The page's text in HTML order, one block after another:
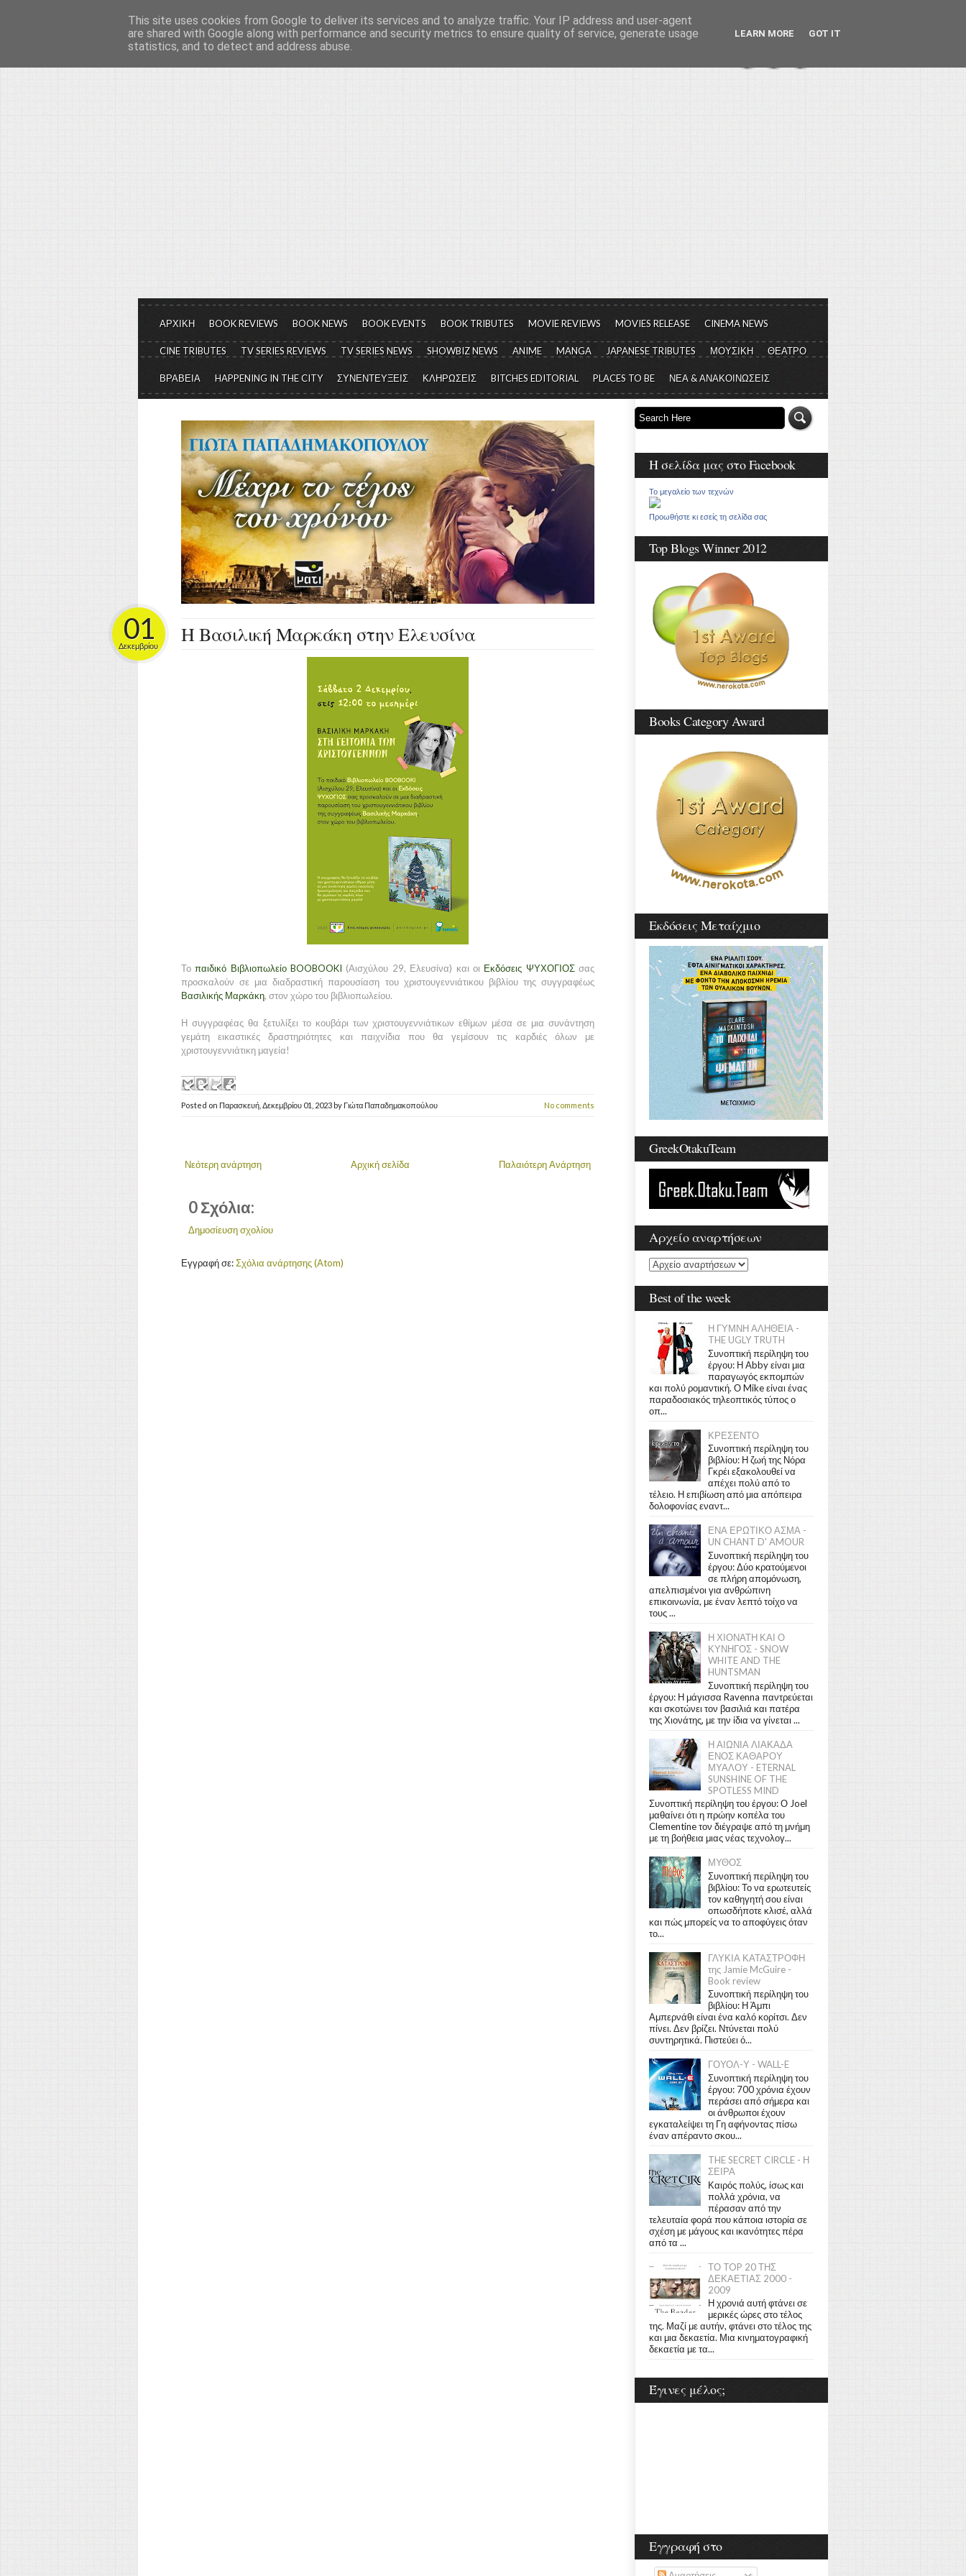
Το μεγαλείο των Τεχνών...
Είμαστε πάντα εδώ για να μιλάμε για τον πολιτισμό, σε κάθε του μορφή και έκταση...
ΑΡΧΙΚΗ BOOK REVIEWS BOOK NEWS BOOK EVENTS BOOK TRIBUTES MOVIE REVIEWS MOVIES RELEASE CINEMA NEWS
CINE TRIBUTES TV SERIES REVIEWS TV SERIES NEWS SHOWBIZ NEWS ANIME MANGA JAPANESE TRIBUTES ΜΟΥΣΙΚΗ ΘΕΑΤΡΟ
ΒΡΑΒΕΙΑ HAPPENING IN THE CITY ΣΥΝΕΝΤΕΥΞΕΙΣ ΚΛΗΡΩΣΕΙΣ BITCHES EDITORIAL PLACES TO BE ΝΕΑ & ΑΝΑΚΟΙΝΩΣΕΙΣ
Η Βασιλική Μαρκάκη στην Ελευσίνα
01
Δεκεμβρίου
Τοπαιδικό Βιβλιοπωλείο BOOBOOKI (Αισχύλου 29, Ελευσίνα) και οι Εκδόσεις ΨΥΧΟΓΙΟΣσας
προσκαλούν σε μια διαδραστική παρουσίαση του χριστουγεννιάτικου βιβλίου της συγγραφέως
Βασιλικής Μαρκάκη, στον χώρο του βιβλιοπωλείου.
Η συγγραφέας θα ξετυλίξει το κουβάρι των χριστουγεννιάτικων εθίμων μέσα σε μια συνάντηση
γεμάτη εικαστικές δραστηριότητες και παιχνίδια που θα γεμίσουν τις καρδιές όλων με
χριστουγεννιάτικη μαγεία!
Posted on Παρασκευή, Δεκεμβρίου 01, 2023 by Γιώτα Παπαδημακοπούλου No comments
Νεότερη ανάρτηση Παλαιότερη Ανάρτηση
Αρχική σελίδα
0 Σχόλια:
Δημοσίευση σχολίου
Εγγραφή σε:Σχόλια ανάρτησης (Atom)
Η σελίδα μας στο Facebook
Το μεγαλείο των τεχνών
Προωθήστε κι εσείς τη σελίδα σας
Top Blogs Winner 2012
Books Category Award
Εκδόσεις Μεταίχμιο
GreekOtakuTeam
Αρχείο αναρτήσεων
Best of the week
Η ΓΥΜΝΗ ΑΛΗΘΕΙΑ -
THE UGLY TRUTH
Συνοπτική περίληψη του
έργου: Η Abby είναι μια
παραγωγός εκπομπών
και πολύ ρομαντική. Ο Mike είναι ένας
παραδοσιακός τηλεοπτικός τύπος ο
οπ...
ΚΡΕΣΕΝΤΟ
Συνοπτική περίληψη του
βιβλίου: Η ζωή της Νόρα
Γκρέι εξακολουθεί να
απέχει πολύ από το
τέλειο. Η επιβίωση από μια απόπειρα
δολοφονίας εναντ...
ΕΝΑ ΕΡΩΤΙΚΟ ΑΣΜΑ -
UN CHANT D' AMOUR
Συνοπτική περίληψη του
έργου: Δύο κρατούμενοι
σε πλήρη απομόνωση,
απελπισμένοι για ανθρώπινη
επικοινωνία, με έναν λεπτό τοίχο να
τους ...
Η ΧΙΟΝΑΤΗ ΚΑΙ Ο
ΚΥΝΗΓΟΣ - SNOW
WHITE AND THE
HUNTSMAN
Συνοπτική περίληψη του
έργου: Η μάγισσα Ravenna παντρεύεται
και σκοτώνει τον βασιλιά και πατέρα
της Χιονάτης, με την ίδια να γίνεται ...
Η ΑΙΩΝΙΑ ΛΙΑΚΑΔΑ
ΕΝΟΣ ΚΑΘΑΡΟΥ
ΜΥΑΛΟΥ - ETERNAL
SUNSHINE OF THE
SPOTLESS MIND
Συνοπτική περίληψη του έργου: Ο Joel
μαθαίνει ότι η πρώην κοπέλα του
Clementine τον διέγραψε από τη μνήμη
με τη βοήθεια μιας νέας τεχνολογ...
ΜΥΘΟΣ
Συνοπτική περίληψη του
βιβλίου: Το να ερωτευτείς
τον καθηγητή σου είναι
οπωσδήποτε κλισέ, αλλά
και πώς μπορείς να το αποφύγεις όταν
το...
ΓΛΥΚΙΑ ΚΑΤΑΣΤΡΟΦΗ
της Jamie McGuire -
Book review
Συνοπτική περίληψη του
βιβλίου: Η Άμπι
Αμπερνάθι είναι ένα καλό κορίτσι. Δεν
πίνει. Δεν βρίζει. Ντύνεται πολύ
συντηρητικά. Πιστεύει ό...
ΓΟΥΟΛ-Υ - WALL-E
Συνοπτική περίληψη του
έργου: 700 χρόνια έχουν
περάσει από σήμερα και
οι άνθρωποι έχουν
εγκαταλείψει τη Γη αφήνοντας πίσω
έναν απέραντο σκου...
THE SECRET CIRCLE - Η
ΣΕΙΡΑ
Καιρός πολύς, ίσως και
πολλά χρόνια, να
πέρασαν από την
τελευταία φορά που κάποια ιστορία σε
σχέση με μάγους και ικανότητες πέρα
από τα ...
ΤΟ TOP 20 ΤΗΣ
ΔΕΚΑΕΤΙΑΣ 2000 -
2009
Η χρονιά αυτή φτάνει σε
μερικές ώρες στο τέλος
της. Μαζί με αυτήν, φτάνει στο τέλος της
και μια δεκαετία. Μια κινηματογραφική
δεκαετία με τα...
Έγινες μέλος;
Εγγραφή στο
This site uses cookies from Google to deliver its services and to analyze traffic. Your IP address and user-agent
are shared with Google along with performance and security metrics to ensure quality of service, generate usage
statistics, and to detect and address abuse.
LEARN MORE GOT IT